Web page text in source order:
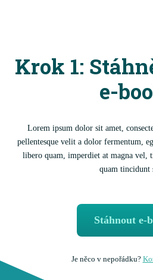
Krok 1:
e-
Lorem ipsum dolor sit amet,
pellentesque velit a dolor fermentum,
libero quam, imperdiet at magna vel,
quam tincidunt
Stáhnout e-
Je něco v nepořádku?